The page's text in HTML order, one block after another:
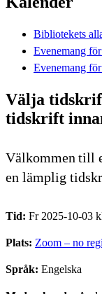
Bibliotekets
Evenemang
Evenemang
Välja
tidskrift
Välkommen till
en lämplig
Tid: Fr 2025-10-03
Plats: Zoom – no
Språk: Engelska